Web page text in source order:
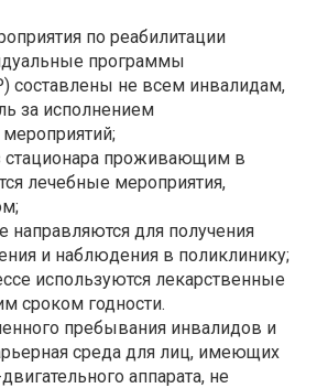
по реабилитации
программы
составлены не всем инвалидам,
за исполнением
стационара проживающим в
лечебные мероприятия,
направляются для получения
и наблюдения в поликлинику;
используются лекарственные
сроком годности.
пребывания инвалидов и
среда для лиц, имеющих
аппарата, не